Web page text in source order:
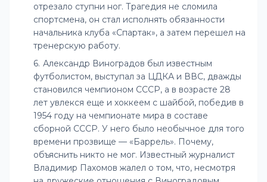
отрезало ступни ног. Трагедия не сломила
спортсмена, он стал исполнять обязанности
начальника клуба «Спартак», а затем перешел на
тренерскую работу.
Александр Виноградов был известным
футболистом, выступал за ЦДКА и ВВС, дважды
становился чемпионом СССР, а в возрасте 28
лет увлекся еще и хоккеем с шайбой, победив в
1954 году на чемпионате мира в составе
сборной СССР. У него было необычное для того
времени прозвище — «Баррель». Почему,
объяснить никто не мог. Известный журналист
Владимир Пахомов жалел о том, что, несмотря